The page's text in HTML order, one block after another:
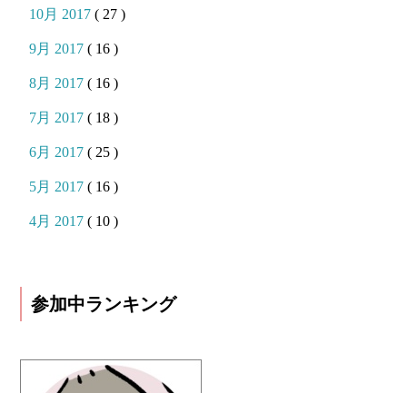
10月 2017( 27 )
9月 2017( 16 )
8月 2017( 16 )
7月 2017( 18 )
6月 2017( 25 )
5月 2017( 16 )
4月 2017( 10 )
参加中ランキング